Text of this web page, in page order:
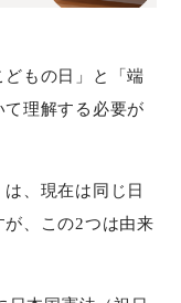
もの日」と「端
理解する必要が
、現在は同じ日
、この2つは由来